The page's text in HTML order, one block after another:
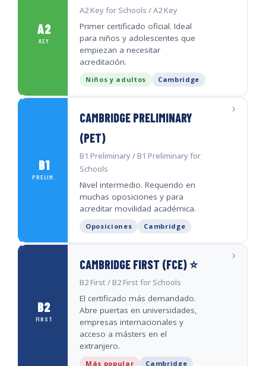
A2
KEY
A2 Key for Schools / A2 Key
Primer certificado oficial. Ideal
para niños y adolescentes que
empiezan a necesitar
acreditación.
Niños y adultos Cambridge
B1
PRELIM.
CAMBRIDGE PRELIMINARY
(PET)
B1 Preliminary / B1 Preliminary for
Schools
Nivel intermedio. Requerido en
muchas oposiciones y para
acreditar movilidad académica.
Oposiciones Cambridge
›
B2
FIRST
CAMBRIDGE FIRST (FCE) ⭐
B2 First / B2 First for Schools
El certificado más demandado.
Abre puertas en universidades,
empresas internacionales y
acceso a másters en el
extranjero.
Más popular Cambridge
›